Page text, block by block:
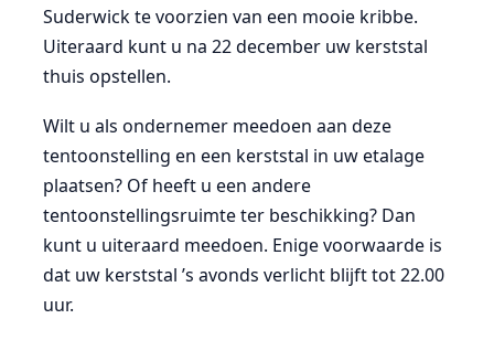
Suderwick te voorzien van een mooie kribbe.
Uiteraard kunt u na 22 december uw kerststal
thuis opstellen.
Wilt u als ondernemer meedoen aan deze
tentoonstelling en een kerststal in uw etalage
plaatsen? Of heeft u een andere
tentoonstellingsruimte ter beschikking? Dan
kunt u uiteraard meedoen. Enige voorwaarde is
dat uw kerststal ’s avonds verlicht blijft tot 22.00
uur.